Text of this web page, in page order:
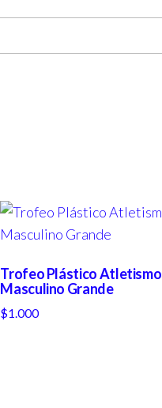
Trofeo Plástico Atletismo
Masculino Grande
$1.000